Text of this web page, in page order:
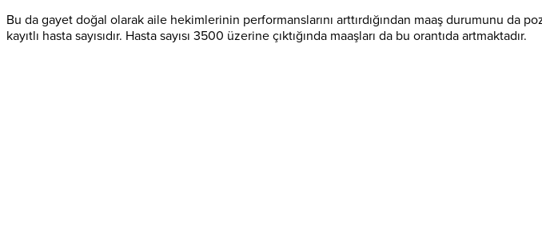
Bu da gayet doğal olarak aile hekimlerinin performanslarını arttırdığından maaş durumunu
kayıtlı hasta sayısıdır. Hasta sayısı 3500 üzerine çıktığında maaşları da bu orantıda artmaktadır.